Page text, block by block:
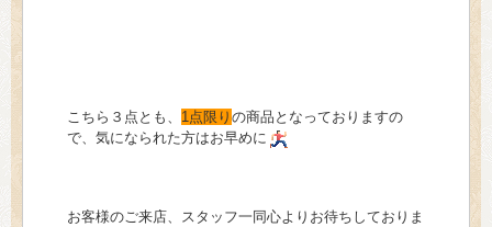
こちら３点とも、 1点限り の商品となっておりますの
で、気になられた方はお早めに
お客様のご来店、スタッフ一同心よりお待ちしておりま